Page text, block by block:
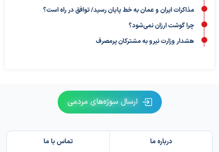
مذاکرات ایران و عمان به خط پایان رسید/ توافق در راه است؟
چرا گوشت ارزان نمی‌شود؟
هشدار وزارت نیرو به مشترکان پرمصرف
ارسال سوژه‌های مردمی
درباره ما تماس با ما